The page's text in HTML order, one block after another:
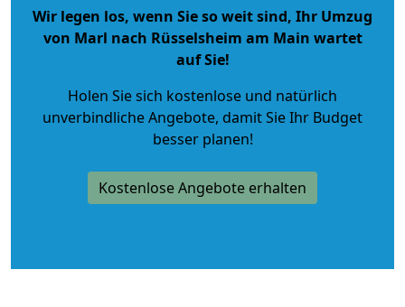
Wir legen los, wenn Sie so weit sind, Ihr Umzug
von Marl nach Rüsselsheim am Main wartet
auf Sie!
Holen Sie sich kostenlose und natürlich
unverbindliche Angebote, damit Sie Ihr Budget
besser planen!
Kostenlose Angebote erhalten